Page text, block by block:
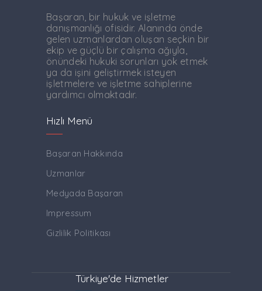
Başaran, bir hukuk ve işletme
danışmanlığı ofisidir. Alanında önde
gelen uzmanlardan oluşan seçkin bir
ekip ve güçlü bir çalışma ağıyla,
önündeki hukuki sorunları yok etmek
ya da işini geliştirmek isteyen
işletmelere ve işletme sahiplerine
yardımcı olmaktadır.
Hızlı Menü
Başaran Hakkında
Uzmanlar
Medyada Başaran
Impressum
Gizlilik Politikası
Türkiye'de Hizmetler